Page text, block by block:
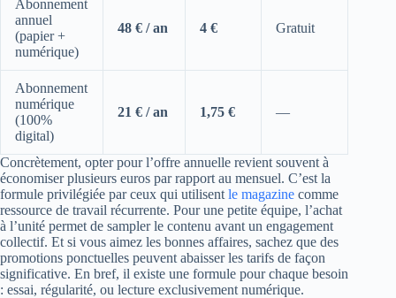
Abonnement
annuel
(papier +
numérique)
48 € / an 4 € Gratuit
Abonnement
numérique
(100%
digital)
21 € / an 1,75 € —
Concrètement, opter pour l’offre annuelle revient souvent à
économiser plusieurs euros par rapport au mensuel. C’est la
formule privilégiée par ceux qui utilisent le magazine comme
ressource de travail récurrente. Pour une petite équipe, l’achat
à l’unité permet de sampler le contenu avant un engagement
collectif. Et si vous aimez les bonnes affaires, sachez que des
promotions ponctuelles peuvent abaisser les tarifs de façon
significative. En bref, il existe une formule pour chaque besoin
: essai, régularité, ou lecture exclusivement numérique.